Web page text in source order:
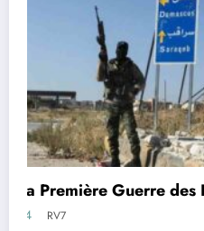
La croisade de Trump
la Défense, Pete